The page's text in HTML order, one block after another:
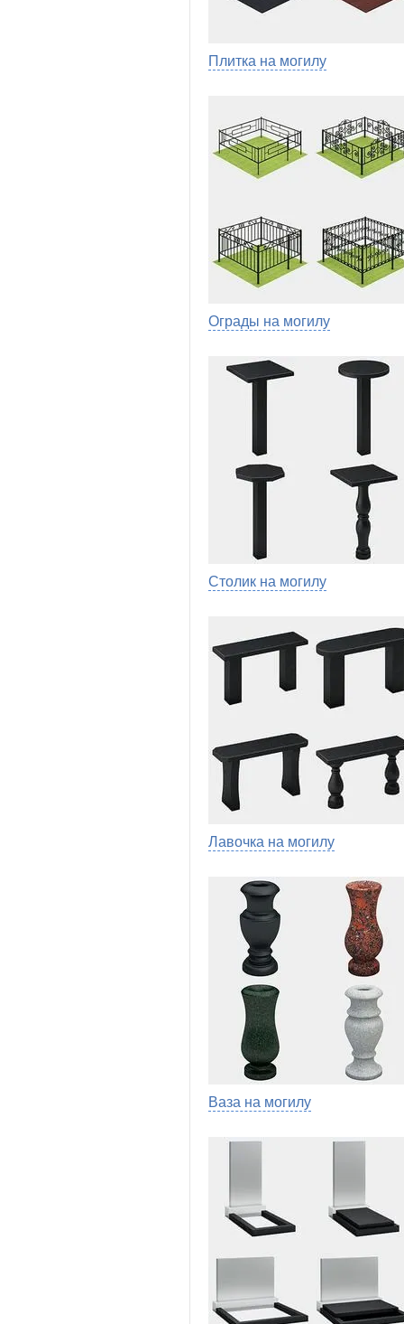
Плитка на могилу
Ограды на могилу
Столик на могилу
Лавочка на могилу
Ваза на могилу